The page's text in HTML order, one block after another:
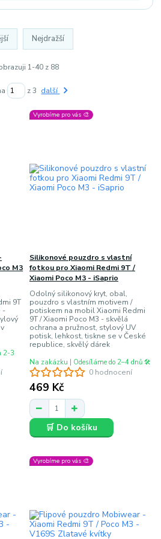
Nejdražší
1-40 z 88
z 3 další
M3
9T
-
2-3
Vyrobíme pro vás 🎨
0 hodnocení
Silikonové pouzdro s vlastní
fotkou pro Xiaomi Redmi 9T /
Xiaomi Poco M3 - iSaprio
Odolný silikonový kryt, obal,
pouzdro s vlastním motivem /
potiskem na mobil Xiaomi Redmi
9T / Xiaomi Poco M3 - skvělá
ochrana a pružnost, stylový UV
potisk, lehkost, tiskne se v České
republice, skvělý dárek
469 Kč
Na zakázku | Odesíláme do 2–4 dnů 🛠️
🛒 Do košíku
Vyrobíme pro vás 🎨